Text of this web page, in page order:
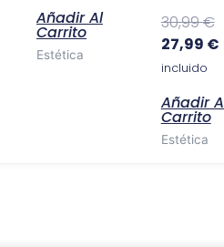
Añadir Al
Carrito
Estética
30,99€
27,99 €
incluido
Añadir
Carrito
Estética